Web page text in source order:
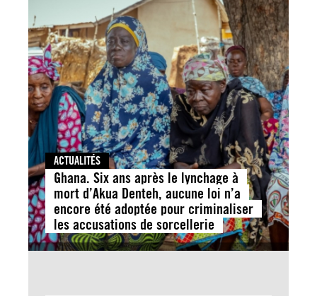
ACTUALITÉS
Ghana. Six ans après le lynchage à
mort d’Akua Denteh, aucune loi n’a
encore été adoptée pour criminaliser
les accusations de sorcellerie